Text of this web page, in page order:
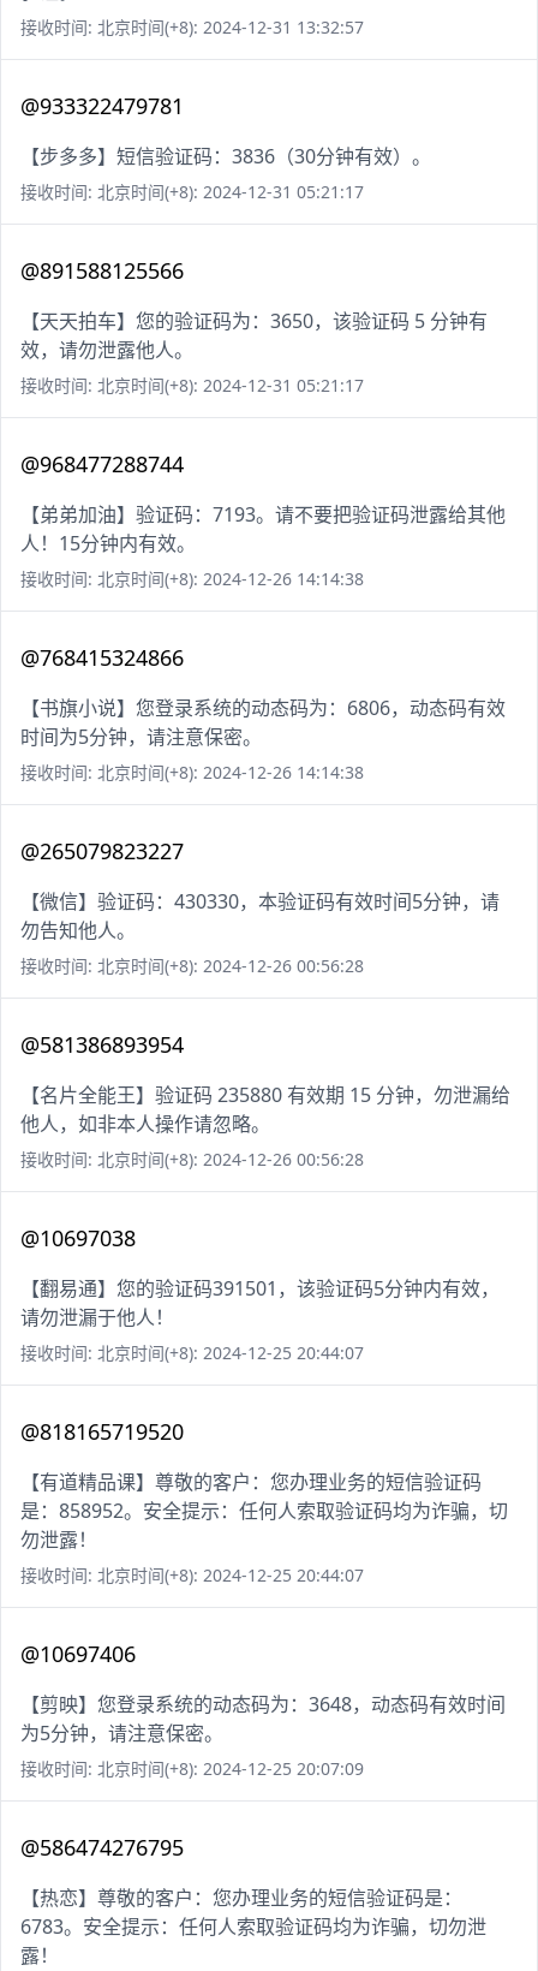
接收时间: 北京时间(+8): 2024-12-31 13:32:57
@933322479781
【步多多】短信验证码：3836（30分钟有效）。
接收时间: 北京时间(+8): 2024-12-31 05:21:17
@891588125566
【天天拍车】您的验证码为：3650，该验证码 5 分钟有
效，请勿泄露他人。
接收时间: 北京时间(+8): 2024-12-31 05:21:17
@968477288744
【弟弟加油】验证码：7193。请不要把验证码泄露给其他
人！15分钟内有效。
接收时间: 北京时间(+8): 2024-12-26 14:14:38
@768415324866
【书旗小说】您登录系统的动态码为：6806，动态码有效
时间为5分钟，请注意保密。
接收时间: 北京时间(+8): 2024-12-26 14:14:38
@265079823227
【微信】验证码：430330，本验证码有效时间5分钟，请
勿告知他人。
接收时间: 北京时间(+8): 2024-12-26 00:56:28
@581386893954
【名片全能王】验证码 235880 有效期 15 分钟，勿泄漏给
他人，如非本人操作请忽略。
接收时间: 北京时间(+8): 2024-12-26 00:56:28
@10697038
【翻易通】您的验证码391501，该验证码5分钟内有效，
请勿泄漏于他人！
接收时间: 北京时间(+8): 2024-12-25 20:44:07
@818165719520
【有道精品课】尊敬的客户：您办理业务的短信验证码
是：858952。安全提示：任何人索取验证码均为诈骗，切
勿泄露！
接收时间: 北京时间(+8): 2024-12-25 20:44:07
@10697406
【剪映】您登录系统的动态码为：3648，动态码有效时间
为5分钟，请注意保密。
接收时间: 北京时间(+8): 2024-12-25 20:07:09
@586474276795
【热恋】尊敬的客户：您办理业务的短信验证码是：
6783。安全提示：任何人索取验证码均为诈骗，切勿泄
露！